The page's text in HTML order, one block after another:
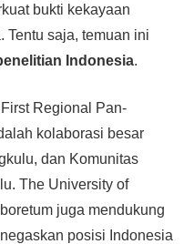
bukti kekayaan
Tentu saja, temuan ini
Indonesia.
Regional Pan-
kolaborasi besar
dan Komunitas
The University of
juga mendukung
posisi Indonesia